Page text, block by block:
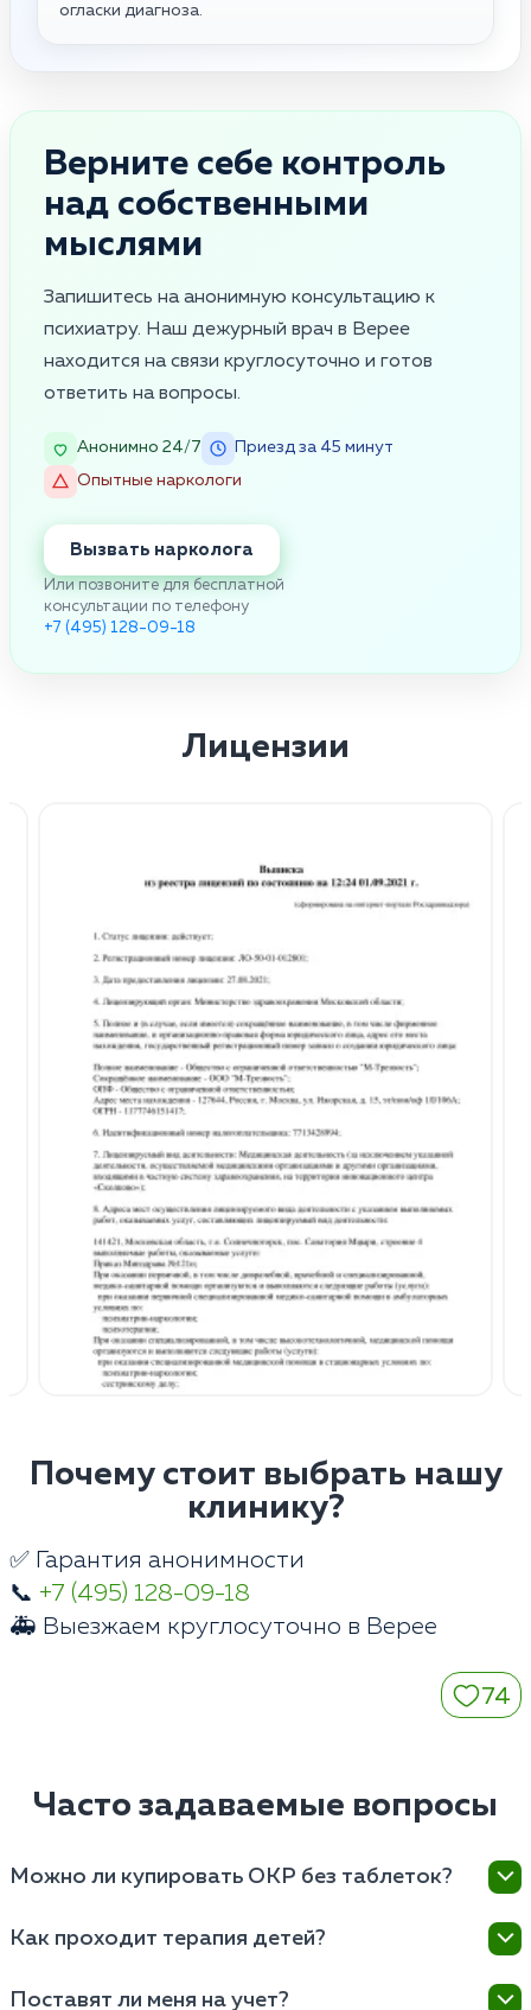
огласки диагноза.
Верните себе контроль
над собственными
мыслями
Запишитесь на анонимную консультацию к
психиатру. Наш дежурный врач в Верее
находится на связи круглосуточно и готов
ответить на вопросы.
Анонимно 24/7
Приезд за 45 минут
Опытные наркологи
Вызвать нарколога
Или позвоните для бесплатной
консультации по телефону
+7 (495) 128-09-18
Лицензии
Почему стоит выбрать нашу
клинику?
✅ Гарантия анонимности
📞 +7 (495) 128-09-18
🚑 Выезжаем круглосуточно в Верее
74
Часто задаваемые вопросы
Можно ли купировать ОКР без таблеток?
нейромедиаторного обмена мозга изолированная
уровень базовой тревоги, позволяя мозгу
Как проходит терапия детей?
Поставят ли меня на учет?